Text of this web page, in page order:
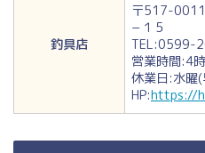
釣具店
〒517-0011
−１５
TEL:0599-
営業時間:4
休業日:水曜
HP:https://